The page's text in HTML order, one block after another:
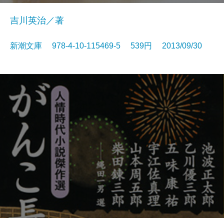
吉川英治／著
新潮文庫 978-4-10-115469-5 539円 2013/09/30